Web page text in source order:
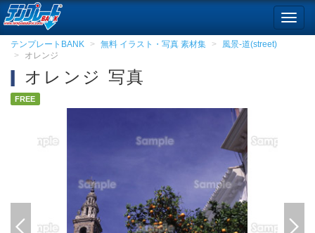
テンプレートBANK 無料 イラスト・写真 素材集
風景-道(street)
オレンジ
オレンジ 写真
FREE